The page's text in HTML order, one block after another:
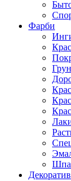
Фарби